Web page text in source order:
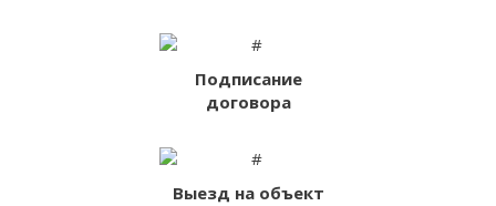
Подписание
договора
Выезд на объект